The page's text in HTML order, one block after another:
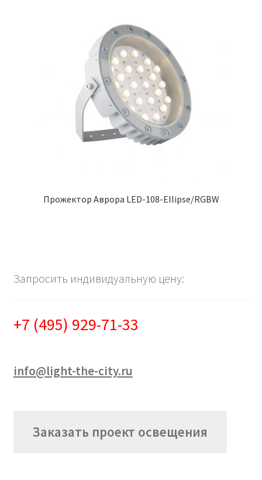
Прожектор Аврора LED-108-Ellipse/RGBW
Запросить индивидуальную цену:
+7 (495) 929-71-33
info@light-the-city.ru
Заказать проект освещения